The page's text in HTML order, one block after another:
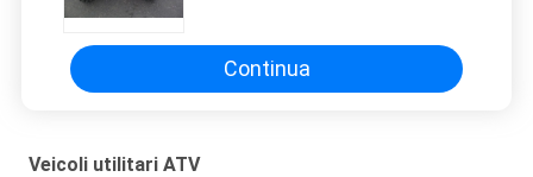
Continua
Veicoli utilitari ATV